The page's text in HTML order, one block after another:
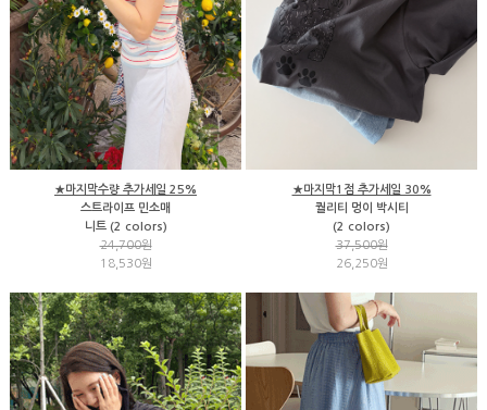
★마지막수량 추가세일 25%
스트라이프 민소매
니트 (2 colors)
24,700원
18,530원
★마지막1점 추가세일 30%
퀄리티 멍이 박시티
(2 colors)
37,500원
26,250원